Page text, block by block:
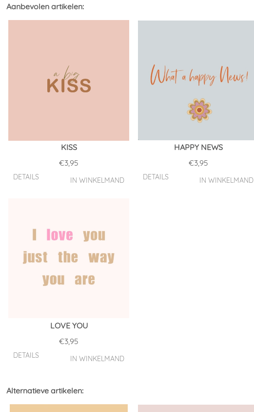
Aanbevolen artikelen:
KISS
€3,95
DETAILS IN WINKELMAND
HAPPY NEWS
€3,95
DETAILS IN WINKELMAND
LOVE YOU
€3,95
DETAILS IN WINKELMAND
Alternatieve artikelen: